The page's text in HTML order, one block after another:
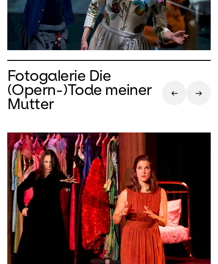
Fotogalerie Die
(Opern-)Tode meiner
Mutter